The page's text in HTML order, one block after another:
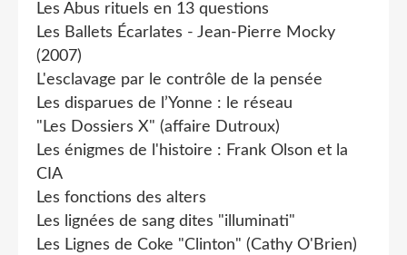
Les Abus rituels en 13 questions
Les Ballets Écarlates - Jean-Pierre Mocky
(2007)
L'esclavage par le contrôle de la pensée
Les disparues de l’Yonne : le réseau
"Les Dossiers X" (affaire Dutroux)
Les énigmes de l'histoire : Frank Olson et la
CIA
Les fonctions des alters
Les lignées de sang dites "illuminati"
Les Lignes de Coke "Clinton" (Cathy O'Brien)